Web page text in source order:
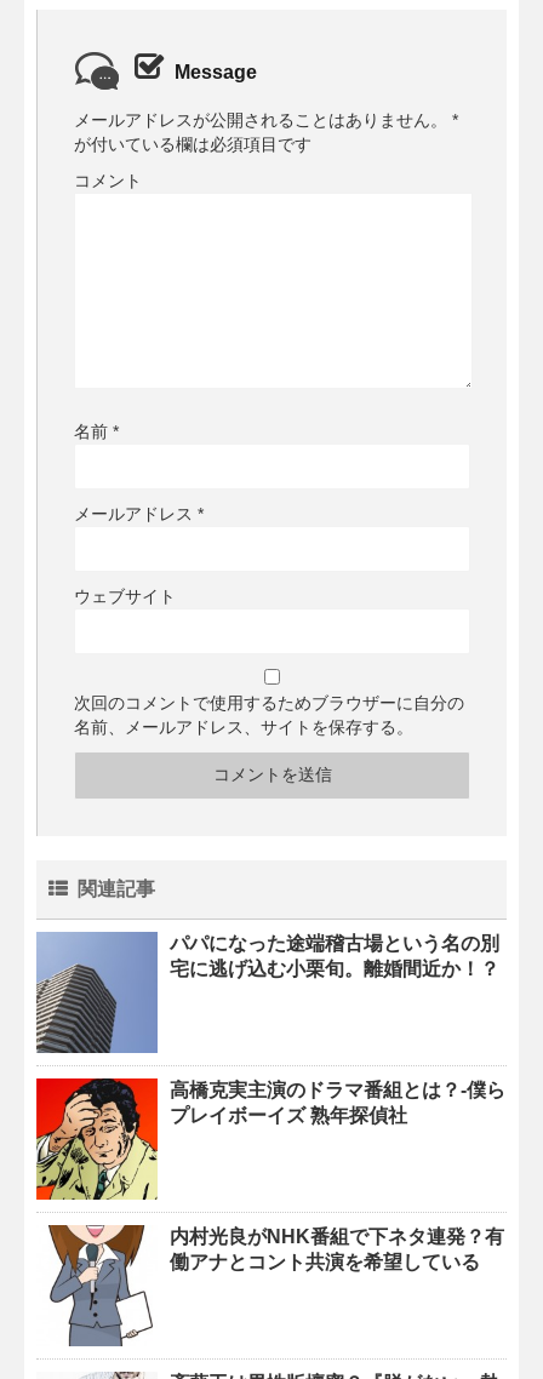
Message
メールアドレスが公開されることはありません。
*
が付いている欄は必須項目です
コメント
名前 *
メールアドレス *
ウェブサイト
次回のコメントで使用するためブラウザーに自分の
名前、メールアドレス、サイトを保存する。
関連記事
パパになった途端稽古場という名の別
宅に逃げ込む小栗旬。離婚間近か！？
高橋克実主演のドラマ番組とは？-僕ら
プレイボーイズ 熟年探偵社
内村光良がNHK番組で下ネタ連発？有
働アナとコント共演を希望している